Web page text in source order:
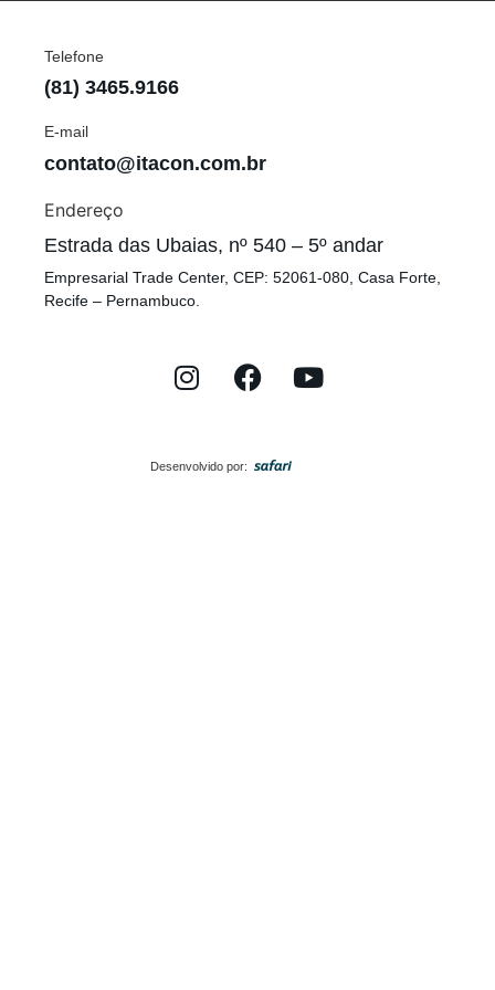
Telefone
(81) 3465.9166
E-mail
contato@itacon.com.br
Endereço
Estrada das Ubaias, nº 540 – 5º andar
Empresarial Trade Center, CEP: 52061-080, Casa Forte,
Recife – Pernambuco.
Desenvolvido por: